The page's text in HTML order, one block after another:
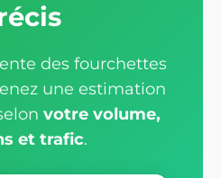
des fourchettes
une estimation
votre volume,
et trafic.